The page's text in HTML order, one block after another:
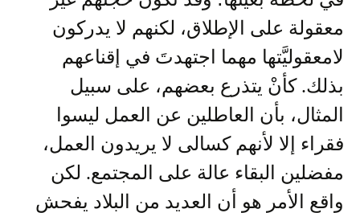
معقولة على الإطلاق، لكنهم لا يدركون
لامعقوليَّتها مهما اجتهدتَ في إقناعهم
بذلك. كأنْ يتذرع بعضهم، على سبيل
المثال، بأن العاطلين عن العمل ليسوا
فقراء إلا لأنهم كسالى لا يريدون العمل،
مفضلين البقاء عالة على المجتمع. لكن
واقع الأمر هو أن العديد من البلاد يفحش